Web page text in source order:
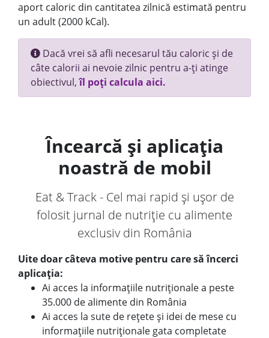
aport caloric din cantitatea zilnică estimată pentru
un adult (2000 kCal).
Dacă vrei să afli necesarul tău caloric și de
câte calorii ai nevoie zilnic pentru a-ți atinge
obiectivul,îl poți calcula aici.
Încearcă și aplicația
noastră de mobil
Eat & Track - Cel mai rapid și ușor de
folosit jurnal de nutriție cu alimente
exclusiv din România
Uite doar câteva motive pentru care să încerci
aplicația:
Ai acces la informațiile nutriționale a peste
35.000 de alimente din România
Ai acces la sute de rețete și idei de mese cu
informațiile nutriționale gata completate